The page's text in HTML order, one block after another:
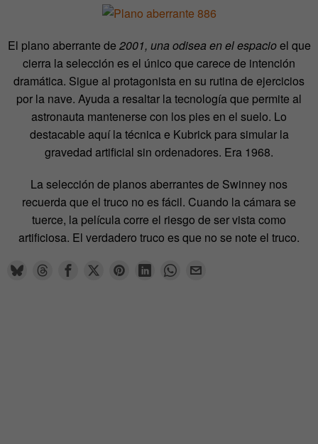
El plano aberrante de 2001, una odisea en el espacioel que
cierra la selección es el único que carece de intención
dramática. Sigue al protagonista en su rutina de ejercicios
por la nave. Ayuda a resaltar la tecnología que permite al
astronauta mantenerse con los pies en el suelo. Lo
destacable aquí la técnica e Kubrick para simular la
gravedad artificial sin ordenadores. Era 1968.
La selección de planos aberrantes de Swinney nos
recuerda que el truco no es fácil. Cuando la cámara se
tuerce, la película corre el riesgo de ser vista como
artificiosa. El verdadero truco es que no se note el truco.